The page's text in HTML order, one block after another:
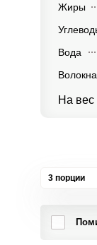
Жиры
Вода
Волокна
На вес
3 порции